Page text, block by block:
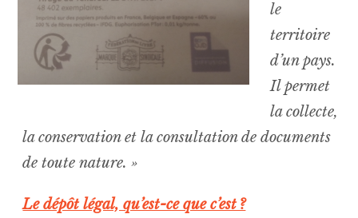
le
territoire
d’un pays.
Il permet
la collecte,
la conservation et la consultation de documents
de toute nature. »
Le dépôt légal, qu’est-ce que c’est ?